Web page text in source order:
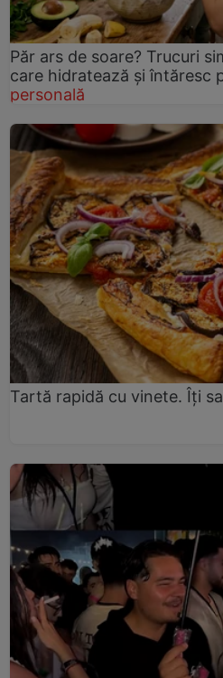
Păr ars de soare? Trucuri
care hidratează și întăresc
personală
Tartă rapidă cu vinete. Îți